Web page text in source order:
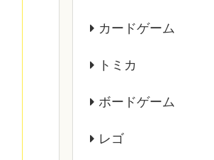
カードゲーム
トミカ
ボードゲーム
レゴ